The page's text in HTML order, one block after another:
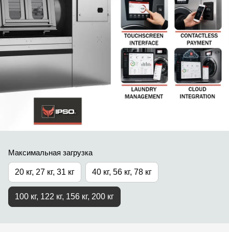
Максимальная загрузка
20 кг, 27 кг, 31 кг 40 кг, 56 кг, 78 кг
100 кг, 122 кг, 156 кг, 200 кг